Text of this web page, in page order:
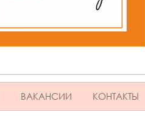
ВАКАНСИИ КОНТАКТЫ